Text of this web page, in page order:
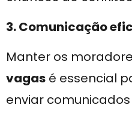
3. Comunicação
Manter os
vagas é essencial
enviar